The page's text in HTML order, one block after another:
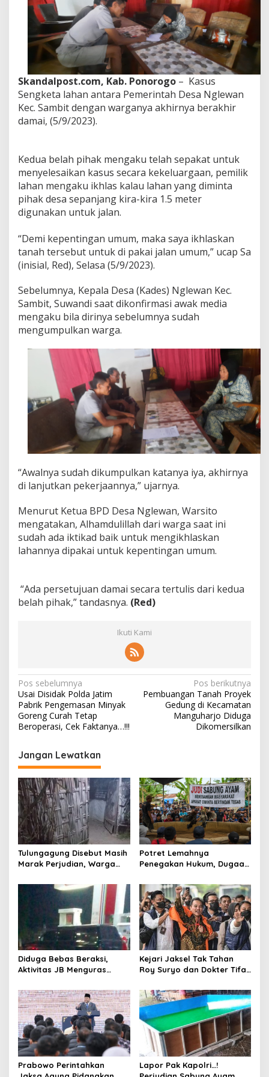
a
n
A
n
t
a
r
a
P
e
m
t
a
D
e
s
a
g
l
e
w
n
d
e
n
a
W
a
r
g
a
n
y
a
B
r
a
h
i
D
a
i
Skandalpost.com, Kab. Ponorogo – Kasus
Sengketa lahan antara Pemerintah Desa Nglewan
Kec. Sambit dengan warganya akhirnya berakhir
damai, (5/9/2023).
Kedua belah pihak mengaku telah sepakat untuk
menyelesaikan kasus secara kekeluargaan, pemilik
lahan mengaku ikhlas kalau lahan yang diminta
pihak desa sepanjang kira-kira 1.5 meter
digunakan untuk jalan.
“Demi kepentingan umum, maka saya ikhlaskan
tanah tersebut untuk di pakai jalan umum,” ucap Sa
(inisial, Red), Selasa (5/9/2023).
Sebelumnya, Kepala Desa (Kades) Nglewan Kec.
Sambit, Suwandi saat dikonfirmasi awak media
mengaku bila dirinya sebelumnya sudah
mengumpulkan warga.
“Awalnya sudah dikumpulkan katanya iya, akhirnya
di lanjutkan pekerjaannya,” ujarnya.
Menurut Ketua BPD Desa Nglewan, Warsito
mengatakan, Alhamdulillah dari warga saat ini
sudah ada iktikad baik untuk mengikhlaskan
lahannya dipakai untuk kepentingan umum.
“Ada persetujuan damai secara tertulis dari kedua
belah pihak,” tandasnya. (Red)
Ikuti Kami
N
a
v
i
g
a
s
i
p
o
s
Pos sebelumnya
Usai Disidak Polda Jatim
Pabrik Pengemasan Minyak
Goreng Curah Tetap
Beroperasi, Cek Faktanya…!!!
Pos berikutnya
Pembuangan Tanah Proyek
Gedung di Kecamatan
Manguharjo Diduga
Dikomersilkan
Jangan Lewatkan
Tulungagung Disebut Masih
Marak Perjudian, Warga
hingga Usut Dugaan Beking
Potret Lemahnya
Penegakan Hukum, Dugaan
Tulungagung Tuai Sorotan
Diduga Bebas Beraksi,
Aktivitas JB Menguras
Bojonegoro Jadi Sorotan
Warga
Kejari Jaksel Tak Tahan
Roy Suryo dan Dokter Tifa,
Keluarga dan Kepastian
Hukum
Prabowo Perintahkan
Lapor Pak Kapolri…!